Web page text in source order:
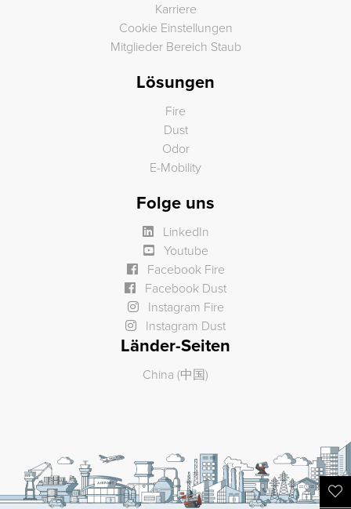
Karriere
Cookie Einstellungen
Mitglieder Bereich Staub
Lösungen
Fire
Dust
Odor
E-Mobility
Folge uns
LinkedIn
Youtube
Facebook Fire
Facebook Dust
Instagram Fire
Instagram Dust
Länder-Seiten
China (中国)